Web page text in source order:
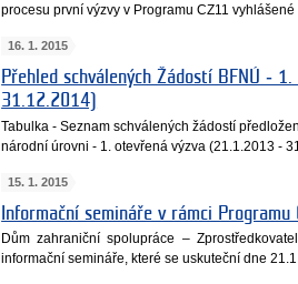
procesu první výzvy v Programu CZ11
16. 1. 2015
Přehled schválených Žádostí BFNÚ ‐
31.12.2014)
Tabulka - Seznam schválených žádostí
národní úrovni - 1. otevřená výzva (21.1.2013 -
15. 1. 2015
Informační semináře v rámci Programu
Dům zahraniční spolupráce –
informační semináře, které se uskuteční dne